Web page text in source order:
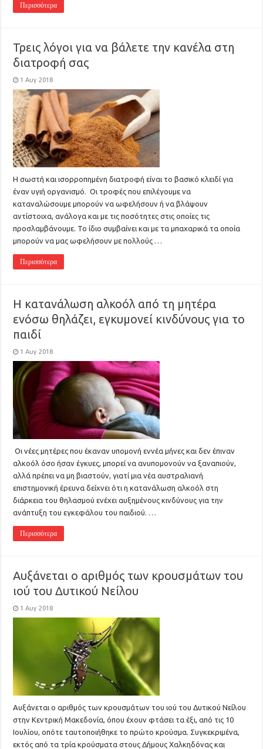
Περισσότερα
Τρεις λόγοι για να βάλετε την κανέλα στη
διατροφή σας
1 Αυγ 2018
Η σωστή και ισορροπημένη διατροφή είναι το βασικό κλειδί για
έναν υγιή οργανισμό. Οι τροφές που επιλέγουμε να
καταναλώσουμε μπορούν να ωφελήσουν ή να βλάψουν
αντίστοιχα, ανάλογα και με τις ποσότητες στις οποίες τις
προσλαμβάνουμε. Το ίδιο συμβαίνει και με τα μπαχαρικά τα οποία
μπορούν να μας ωφελήσουν με πολλούς …
Περισσότερα
Η κατανάλωση αλκοόλ από τη μητέρα
ενόσω θηλάζει, εγκυμονεί κινδύνους για το
παιδί
1 Αυγ 2018
Οι νέες μητέρες που έκαναν υπομονή εννέα μήνες και δεν έπιναν
αλκοόλ όσο ήσαν έγκυες, μπορεί να ανυπομονούν να ξαναπιούν,
αλλά πρέπει να μη βιαστούν, γιατί μια νέα αυστραλιανή
επιστημονική έρευνα δείχνει ότι η κατανάλωση αλκοόλ στη
διάρκεια του θηλασμού ενέχει αυξημένους κινδύνους για την
ανάπτυξη του εγκεφάλου του παιδιού. …
Περισσότερα
Αυξάνεται ο αριθμός των κρουσμάτων του
ιού του Δυτικού Νείλου
1 Αυγ 2018
Αυξάνεται ο αριθμός των κρουσμάτων του ιού του Δυτικού Νείλου
στην Κεντρική Μακεδονία, όπου έχουν φτάσει τα έξι, από τις 10
Ιουλίου, οπότε ταυτοποιήθηκε το πρώτο κρούσμα. Συγκεκριμένα,
εκτός από τα τρία κρούσματα στους Δήμους Χαλκηδόνας και